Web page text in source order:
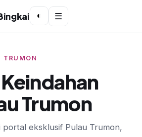
◐ ☰
TRUMON
Trumon
portal eksklusif Pulau Trumon,